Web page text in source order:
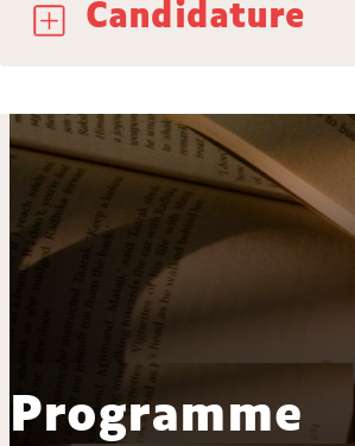
Candidature
Programme